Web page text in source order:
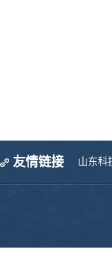
友情链接 山东科